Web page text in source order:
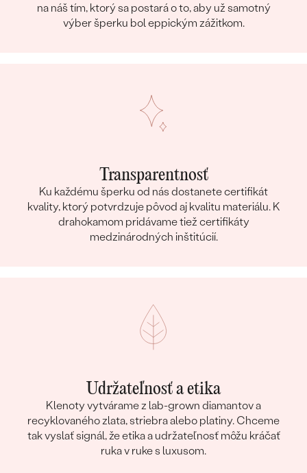
na náš tím, ktorý sa postará o to, aby už samotný
výber šperku bol eppickým zážitkom.
Transparentnosť
Ku každému šperku od nás dostanete certifikát
kvality, ktorý potvrdzuje pôvod aj kvalitu materiálu. K
drahokamom pridávame tiež certifikáty
medzinárodných inštitúcií.
Udržateľnosť a etika
Klenoty vytvárame z lab-grown diamantov a
recyklovaného zlata, striebra alebo platiny. Chceme
tak vyslať signál, že etika a udržateľnosť môžu kráčať
ruka v ruke s luxusom.